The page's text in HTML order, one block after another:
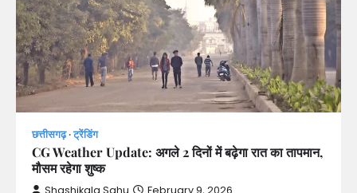
छत्तीसगढ़ ट्रेंडिंग
CG Weather Update: अगले 2 दिनों में बढ़ेगा रात का तापमान,
मौसम रहेगा शुष्क